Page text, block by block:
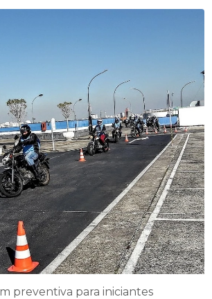
preventiva para iniciantes